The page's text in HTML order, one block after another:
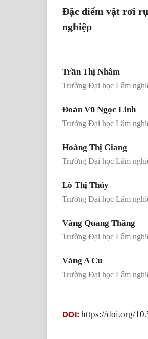
Đặc điểm vật rơi
nghiệp
Trần Thị Nhâm
Trường Đại học Lâm
Đoàn Vũ Ngọc Linh
Trường Đại học Lâm
Hoàng Thị Giang
Trường Đại học Lâm
Lò Thị Thúy
Trường Đại học Lâm
Vàng Quang Thắng
Trường Đại học Lâm
Vàng A Cu
Trường Đại học Lâm
DOI: https://doi.org/